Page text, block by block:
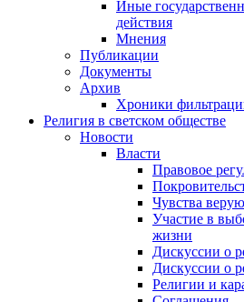
Иные
действия
Мнения
Публикации
Документы
Архив
Хроники
Религия в светском обществе
Новости
Власти
Правовое
Чувства
Участие в
жизни
Дискуссии о
Дискуссии о
Религии и